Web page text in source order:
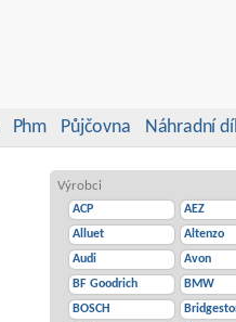
Phm Půjčovna Náhradní
Výrobci
ACP AEZ
Alluet
Altenzo
Audi
Avon
BF Goodrich
BMW
BOSCH